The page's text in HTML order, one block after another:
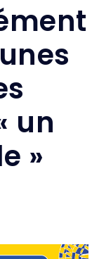
un
»